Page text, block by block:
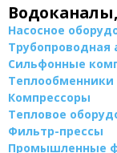
Насосное
Трубопроводная
Сильфонные
Теплообменники
Компрессоры
Тепловое
Фильтр-прессы
Промышленные